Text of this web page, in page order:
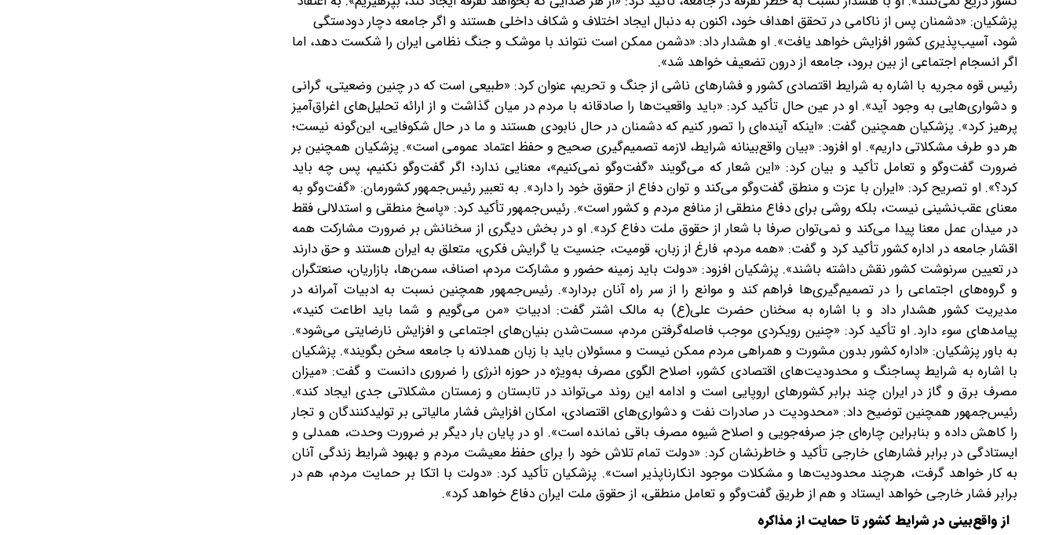
پزشکیان: «دشمنان پس از ناکامی در تحقق اهداف خود، اکنون به‌ دنبال ایجاد اختلاف و شکاف داخلی هستند و اگر جامعه دچار دودستگی
شود، آسیب‌پذیری کشور افزایش خواهد یافت». او هشدار داد: «دشمن ممکن است نتواند با موشک و جنگ نظامی ایران را شکست دهد، اما
اگر انسجام اجتماعی از بین برود، جامعه از درون تضعیف خواهد شد».
رئیس‌ قوه مجریه‌ با اشاره به شرایط اقتصادی کشور و فشارهای ناشی از جنگ و تحریم، عنوان کرد: «طبیعی است که در چنین وضعیتی، گرانی
و دشواری‌هایی به وجود آید». او در عین حال تأکید کرد: «باید واقعیت‌ها را صادقانه با مردم در میان گذاشت و از ارائه تحلیل‌های اغراق‌آمیز
پرهیز کرد». پزشکیان همچنین گفت: «اینکه آینده‌ای را تصور کنیم که دشمنان در حال نابودی هستند و ما در حال شکوفایی، این‌گونه نیست؛
هر دو طرف مشکلاتی داریم». او افزود:‌‌ «بیان واقع‌بینانه شرایط، لازمه تصمیم‌گیری صحیح و حفظ اعتماد عمومی است». پزشکیان همچنین بر
ضرورت گفت‌وگو و تعامل تأکید ‌و بیان کرد: «این شعار که می‌گویند «گفت‌وگو نمی‌کنیم»، معنایی ندارد؛ اگر گفت‌وگو نکنیم، پس چه باید
کرد؟». او تصریح کرد:‌ «ایران با عزت و منطق گفت‌وگو می‌کند و توان دفاع از حقوق خود را دارد». به تعبیر رئیس‌جمهور کشورمان: «گفت‌وگو به
معنای عقب‌نشینی نیست، بلکه روشی برای دفاع منطقی از منافع مردم و کشور است». رئیس‌جمهور تأکید کرد: «پاسخ منطقی و استدلالی‌ فقط
در میدان عمل معنا پیدا می‌کند و نمی‌توان صرفا با شعار از حقوق ملت دفاع کرد». او در بخش دیگری از سخنانش بر ضرورت مشارکت همه
اقشار جامعه در اداره کشور تأکید کرد و گفت: «همه مردم، فارغ از زبان، قومیت، جنسیت یا گرایش فکری، متعلق به ایران هستند و حق دارند
در تعیین سرنوشت کشور نقش داشته باشند».‌ پزشکیان افزود: «دولت باید زمینه حضور و مشارکت مردم، اصناف، سمن‌ها، بازاریان، صنعتگران
و گروه‌های اجتماعی را در تصمیم‌گیری‌ها فراهم کند و موانع را از سر راه آنان بردارد». رئیس‌جمهور همچنین نسبت به ادبیات آمرانه در
مدیریت کشور هشدار داد و با اشاره به سخنان حضرت علی‌(ع) به مالک اشتر گفت: ادبیاتِ «من می‌گویم و شما باید اطاعت کنید»،
پیامدهای سوء دارد. او تأکید کرد:‌ «چنین رویکردی موجب فاصله‌گرفتن مردم، سست‌شدن بنیان‌های اجتماعی و افزایش نارضایتی می‌شود».
به باور پزشکیان: «اداره کشور بدون مشورت و همراهی مردم ممکن نیست و مسئولان باید با زبان همدلانه با جامعه سخن بگویند». پزشکیان
با اشاره به شرایط پساجنگ و محدودیت‌های اقتصادی کشور، اصلاح الگوی مصرف به‌ویژه در حوزه انرژی را ضروری دانست و گفت: «میزان
مصرف برق و گاز در ایران چند برابر کشورهای اروپایی است و ادامه این روند می‌تواند در تابستان و زمستان مشکلاتی جدی ایجاد کند».
رئیس‌جمهور همچنین توضیح داد: «محدودیت در صادرات نفت و دشواری‌های اقتصادی، امکان افزایش فشار مالیاتی بر تولیدکنندگان و تجار
را کاهش داده و بنابراین چاره‌ای جز صرفه‌جویی و اصلاح شیوه مصرف باقی نمانده است». او در پایان بار دیگر بر ضرورت وحدت، همدلی و
ایستادگی در برابر فشارهای خارجی تأکید و خاطرنشان کرد: «دولت تمام تلاش خود را برای حفظ معیشت مردم و بهبود شرایط زندگی آنان
به کار خواهد گرفت، هرچند محدودیت‌ها و مشکلات موجود انکارناپذیر است». پزشکیان تأکید کرد:‌ «دولت با اتکا بر حمایت مردم، هم در
برابر فشار خارجی خواهد ایستاد و هم از طریق گفت‌وگو و تعامل منطقی، از حقوق ملت ایران دفاع خواهد کرد».
از واقع‌بینی در شرایط کشور تا حمایت از مذاکره